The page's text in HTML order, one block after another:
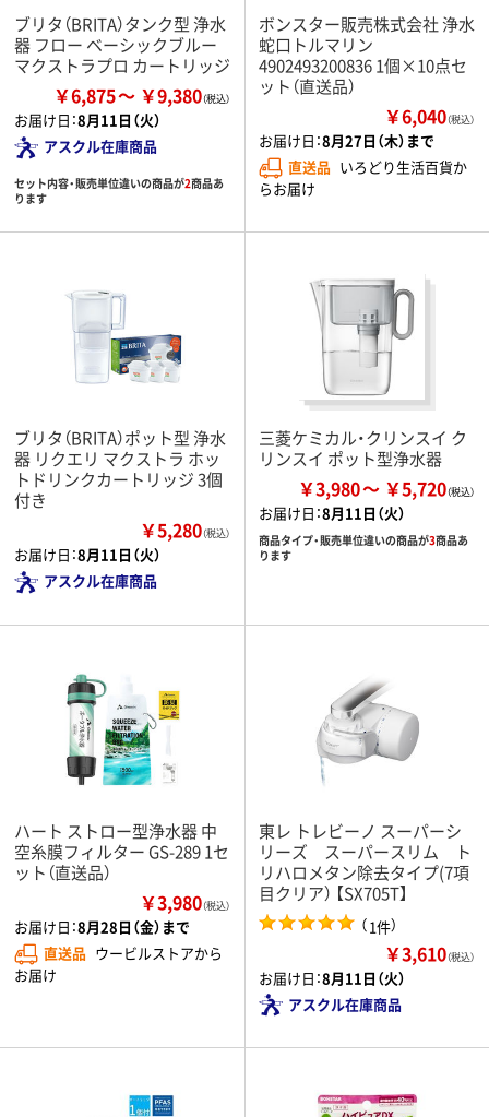
ブリタ（BRITA）タンク型 浄水
器 フロー ベーシックブルー
マクストラプロ カートリッジ
￥6,875 ￥9,380
お届け日：8月11日（火）
アスクル在庫商品
セット内容・販売単位違いの商品が2商品あ
ります
ボンスター販売株式会社 浄水
蛇口トルマリン
4902493200836 1個×10点セ
ット（直送品）
￥6,040（税込）
お届け日：8月27日（木）まで
直送品 いろどり生活百貨か
らお届け
ブリタ（BRITA）ポット型 浄水
器 リクエリ マクストラ ホッ
トドリンクカートリッジ 3個
付き
￥5,280（税込）
お届け日：8月11日（火）
アスクル在庫商品
三菱ケミカル・クリンスイ ク
リンスイ ポット型浄水器
￥3,980 ￥5,720
お届け日：8月11日（火）
商品タイプ・販売単位違いの商品が3商品あ
ります
ハート ストロー型浄水器 中
空糸膜フィルター GS-289 1セ
ット（直送品）
￥3,980（税込）
お届け日：8月28日（金）まで
直送品 ウービルストアから
お届け
東レ トレビーノ スーパーシ
リーズ スーパースリム ト
リハロメタン除去タイプ(7項
目クリア） 【SX705T】
（1件）
￥3,610（税込）
お届け日：8月11日（火）
アスクル在庫商品